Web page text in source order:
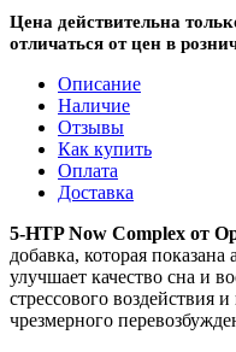
Цена действительна
отличаться от цен в
Описание
Наличие
Отзывы
Как купить
Оплата
Доставка
5-HTP Now Complex от
добавка, которая
улучшает качество сна и
стрессового воздействия
чрезмерного